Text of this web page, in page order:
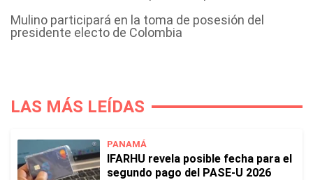
Mulino participará en la toma de posesión del
presidente electo de Colombia
LAS MÁS LEÍDAS
PANAMÁ
IFARHU revela posible fecha para el
segundo pago del PASE-U 2026